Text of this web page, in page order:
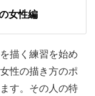
02:02
02:38
女性編
描く練習を始め
性の描き方のポ
す。その人の特